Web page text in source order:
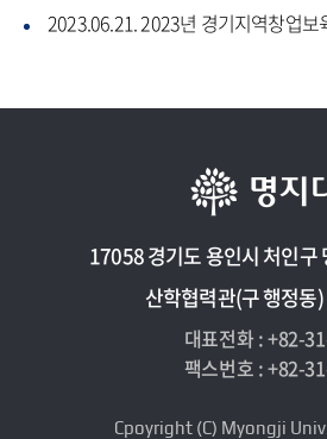
2023.06.21. 2023년 경기지역창업
17058 경기도 용인시 처인구
산학협력관(구 행정동
대표전화 : +82-
팩스번호 : +82-
Cpoyright (C) Myongji